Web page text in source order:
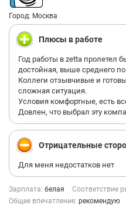
Город: Москва
Плюсы в работе
Год работы в zetta пролетел
достойная, выше среднего
Коллеги отзывчивые и
сложная ситуация.
Условия комфортные, есть
Довлен, что выбрал эту
Отрицательные
Для меня недостатков нет
Зарплата: белая Соответствие
Общее впечатление: рекомендую